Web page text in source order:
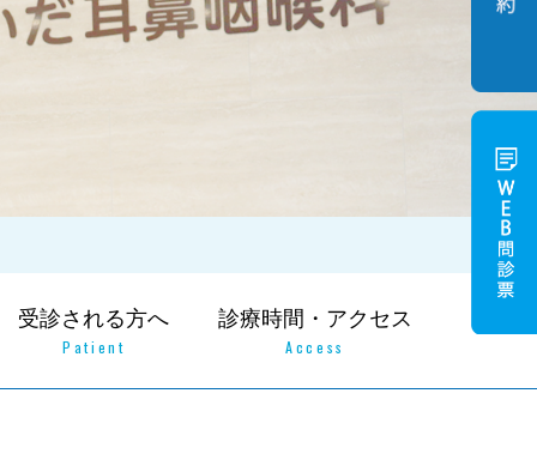
受診される方へ
Patient
診療時間・アクセス
Access